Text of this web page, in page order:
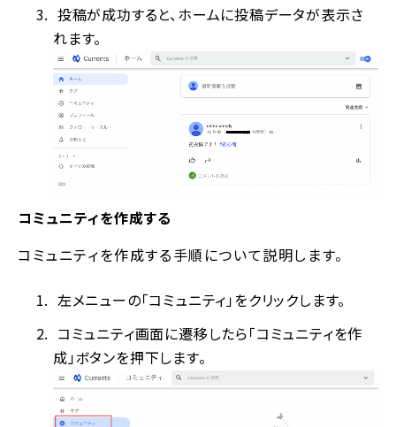
投稿が成功すると、ホームに投稿データが表示さ
れます。
コミュニティを作成する
コミュニティを作成する手順について説明します。
左メニューの「コミュニティ」をクリックします。
コミュニティ画面に遷移したら「コミュニティを作
成」ボタンを押下します。